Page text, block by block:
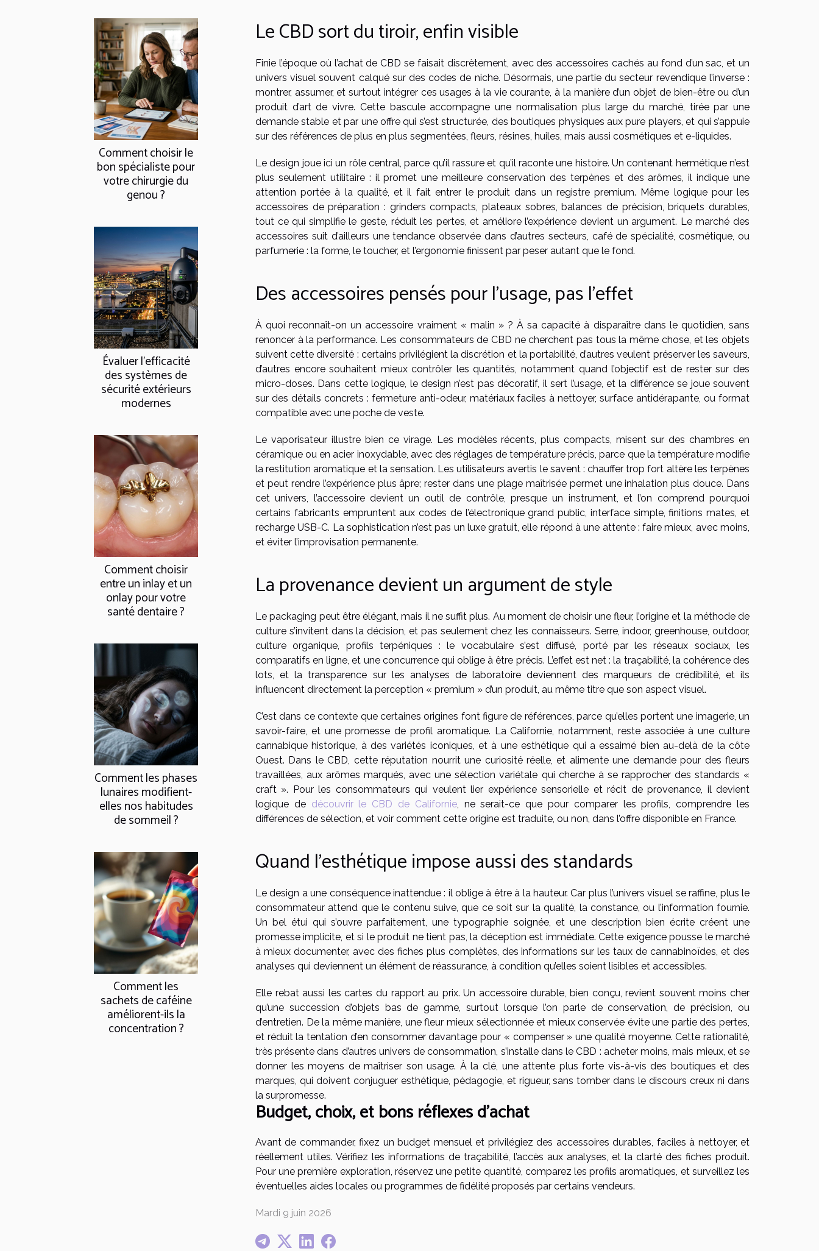
Comment choisir le
bon spécialiste pour
votre chirurgie du
genou ?
Évaluer l'efficacité
des systèmes de
sécurité extérieurs
modernes
Comment choisir
entre un inlay et un
onlay pour votre
santé dentaire ?
Comment les phases
lunaires modifient-
elles nos habitudes
de sommeil ?
Comment les
sachets de caféine
améliorent-ils la
concentration ?
Le CBD sort du tiroir, enfin visible
Finie l’époque où l’achat de CBD se faisait discrètement, avec des accessoires cachés au fond d’un sac, et un
univers visuel souvent calqué sur des codes de niche. Désormais, une partie du secteur revendique l’inverse :
montrer, assumer, et surtout intégrer ces usages à la vie courante, à la manière d’un objet de bien-être ou d’un
produit d’art de vivre. Cette bascule accompagne une normalisation plus large du marché, tirée par une
demande stable et par une offre qui s’est structurée, des boutiques physiques aux pure players, et qui s’appuie
sur des références de plus en plus segmentées, fleurs, résines, huiles, mais aussi cosmétiques et e-liquides.
Le design joue ici un rôle central, parce qu’il rassure et qu’il raconte une histoire. Un contenant hermétique n’est
plus seulement utilitaire : il promet une meilleure conservation des terpènes et des arômes, il indique une
attention portée à la qualité, et il fait entrer le produit dans un registre premium. Même logique pour les
accessoires de préparation : grinders compacts, plateaux sobres, balances de précision, briquets durables,
tout ce qui simplifie le geste, réduit les pertes, et améliore l’expérience devient un argument. Le marché des
accessoires suit d’ailleurs une tendance observée dans d’autres secteurs, café de spécialité, cosmétique, ou
parfumerie : la forme, le toucher, et l’ergonomie finissent par peser autant que le fond.
Des accessoires pensés pour l’usage, pas l’effet
À quoi reconnaît-on un accessoire vraiment « malin » ? À sa capacité à disparaître dans le quotidien, sans
renoncer à la performance. Les consommateurs de CBD ne cherchent pas tous la même chose, et les objets
suivent cette diversité : certains privilégient la discrétion et la portabilité, d’autres veulent préserver les saveurs,
d’autres encore souhaitent mieux contrôler les quantités, notamment quand l’objectif est de rester sur des
micro-doses. Dans cette logique, le design n’est pas décoratif, il sert l’usage, et la différence se joue souvent
sur des détails concrets : fermeture anti-odeur, matériaux faciles à nettoyer, surface antidérapante, ou format
compatible avec une poche de veste.
Le vaporisateur illustre bien ce virage. Les modèles récents, plus compacts, misent sur des chambres en
céramique ou en acier inoxydable, avec des réglages de température précis, parce que la température modifie
la restitution aromatique et la sensation. Les utilisateurs avertis le savent : chauffer trop fort altère les terpènes
et peut rendre l’expérience plus âpre; rester dans une plage maîtrisée permet une inhalation plus douce. Dans
cet univers, l’accessoire devient un outil de contrôle, presque un instrument, et l’on comprend pourquoi
certains fabricants empruntent aux codes de l’électronique grand public, interface simple, finitions mates, et
recharge USB-C. La sophistication n’est pas un luxe gratuit, elle répond à une attente : faire mieux, avec moins,
et éviter l’improvisation permanente.
La provenance devient un argument de style
Le packaging peut être élégant, mais il ne suffit plus. Au moment de choisir une fleur, l’origine et la méthode de
culture s’invitent dans la décision, et pas seulement chez les connaisseurs. Serre, indoor, greenhouse, outdoor,
culture organique, profils terpéniques : le vocabulaire s’est diffusé, porté par les réseaux sociaux, les
comparatifs en ligne, et une concurrence qui oblige à être précis. L’effet est net : la traçabilité, la cohérence des
lots, et la transparence sur les analyses de laboratoire deviennent des marqueurs de crédibilité, et ils
influencent directement la perception « premium » d’un produit, au même titre que son aspect visuel.
C’est dans ce contexte que certaines origines font figure de références, parce qu’elles portent une imagerie, un
savoir-faire, et une promesse de profil aromatique. La Californie, notamment, reste associée à une culture
cannabique historique, à des variétés iconiques, et à une esthétique qui a essaimé bien au-delà de la côte
Ouest. Dans le CBD, cette réputation nourrit une curiosité réelle, et alimente une demande pour des fleurs
travaillées, aux arômes marqués, avec une sélection variétale qui cherche à se rapprocher des standards «
craft ». Pour les consommateurs qui veulent lier expérience sensorielle et récit de provenance, il devient
logique de découvrir le CBD de Californie, ne serait-ce que pour comparer les profils, comprendre les
différences de sélection, et voir comment cette origine est traduite, ou non, dans l’offre disponible en France.
Quand l’esthétique impose aussi des standards
Le design a une conséquence inattendue : il oblige à être à la hauteur. Car plus l’univers visuel se raffine, plus le
consommateur attend que le contenu suive, que ce soit sur la qualité, la constance, ou l’information fournie.
Un bel étui qui s’ouvre parfaitement, une typographie soignée, et une description bien écrite créent une
promesse implicite, et si le produit ne tient pas, la déception est immédiate. Cette exigence pousse le marché
à mieux documenter, avec des fiches plus complètes, des informations sur les taux de cannabinoïdes, et des
analyses qui deviennent un élément de réassurance, à condition qu’elles soient lisibles et accessibles.
Elle rebat aussi les cartes du rapport au prix. Un accessoire durable, bien conçu, revient souvent moins cher
qu’une succession d’objets bas de gamme, surtout lorsque l’on parle de conservation, de précision, ou
d’entretien. De la même manière, une fleur mieux sélectionnée et mieux conservée évite une partie des pertes,
et réduit la tentation d’en consommer davantage pour « compenser » une qualité moyenne. Cette rationalité,
très présente dans d’autres univers de consommation, s’installe dans le CBD : acheter moins, mais mieux, et se
donner les moyens de maîtriser son usage. À la clé, une attente plus forte vis-à-vis des boutiques et des
marques, qui doivent conjuguer esthétique, pédagogie, et rigueur, sans tomber dans le discours creux ni dans
la surpromesse.
Budget, choix, et bons réflexes d’achat
Avant de commander, fixez un budget mensuel et privilégiez des accessoires durables, faciles à nettoyer, et
réellement utiles. Vérifiez les informations de traçabilité, l’accès aux analyses, et la clarté des fiches produit.
Pour une première exploration, réservez une petite quantité, comparez les profils aromatiques, et surveillez les
éventuelles aides locales ou programmes de fidélité proposés par certains vendeurs.
Mardi 9 juin 2026